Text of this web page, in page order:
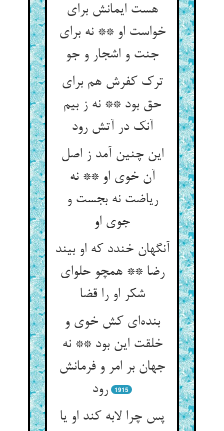
هست ایمانش برای
خواست او ** نه برای
جنت و اشجار و جو
ترک کفرش هم برای
حق بود ** نه ز بیم
آنک در آتش رود
این چنین آمد ز اصل
آن خوی او ** نه
ریاضت نه بجست و
جوی او
آنگهان خندد که او بیند
رضا ** همچو حلوای
شکر او را قضا
بنده‌ای کش خوی و
خلقت این بود ** نه
جهان بر امر و فرمانش
رود
1915
پس چرا لابه کند او یا